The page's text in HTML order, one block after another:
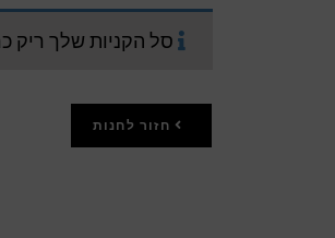
סל הקניות שלך ריק
חזור לחנות